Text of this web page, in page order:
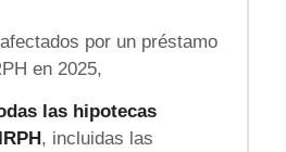
por un préstamo
en 2025,
las hipotecas
, incluidas las